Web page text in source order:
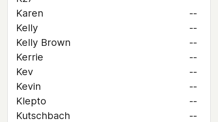
Karen
--
Kelly
--
Kelly Brown
--
Kerrie
--
Kev
--
Kevin
--
Klepto
--
Kutschbach
--